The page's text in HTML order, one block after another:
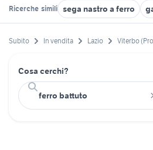
Ricerche simili sega nastro a ferro
Subito In vendita Lazio Viterbo
Cosa cerchi?